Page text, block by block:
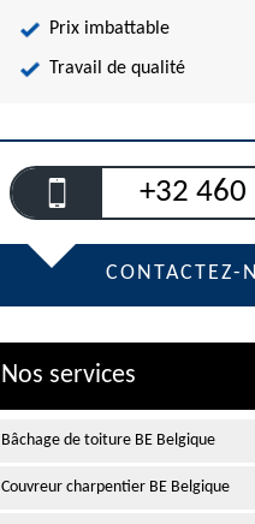
Prix imbattable
Travail de qualité
+32 460
CONTACTEZ-
Nos services
Bâchage de toiture BE Belgique
Couvreur charpentier BE Belgique